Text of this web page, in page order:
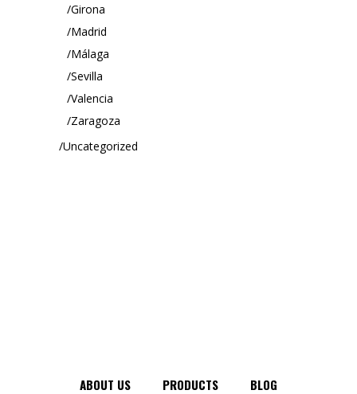
Girona
Madrid
Málaga
Sevilla
Valencia
Zaragoza
Uncategorized
ABOUT US PRODUCTS BLOG